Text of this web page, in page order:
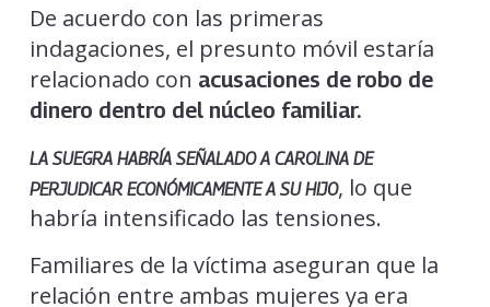
De acuerdo con las primeras
indagaciones, el presunto móvil estaría
relacionado con acusaciones de robo de
dinero dentro del núcleo familiar.
LA SUEGRA HABRÍA SEÑALADO A CAROLINA DE
PERJUDICAR ECONÓMICAMENTE A SU HIJO, lo que
habría intensificado las tensiones.
Familiares de la víctima aseguran que la
relación entre ambas mujeres ya era